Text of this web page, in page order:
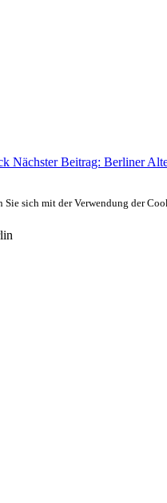
Nächster Beitrag: Berliner
sich mit der Verwendung der